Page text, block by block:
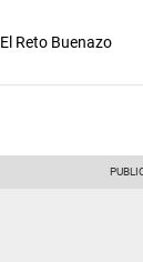
El Reto Buenazo